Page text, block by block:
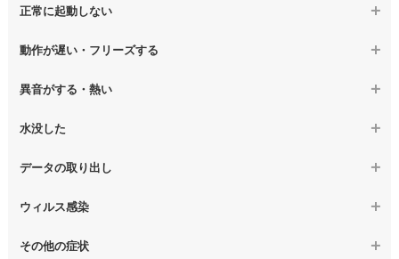
正常に起動しない
【デスクトップPC】電源を押しても反応がない
【デスクトップPC】修復モードから復旧できない
【デスクトップPC】その他の起動しない問題
動作が遅い・フリーズする
【デスクトップPC】操作中の動作が遅い
異音がする・熱い
【デスクトップPC】パソコンから異音がする
水没した
【デスクトップPC】水没してパソコンが動かない
データの取り出し
【デスクトップPC】起動しないPCのデータを復旧
ウィルス感染
【デスクトップPC】特定のプログラムを削除したい
その他の症状